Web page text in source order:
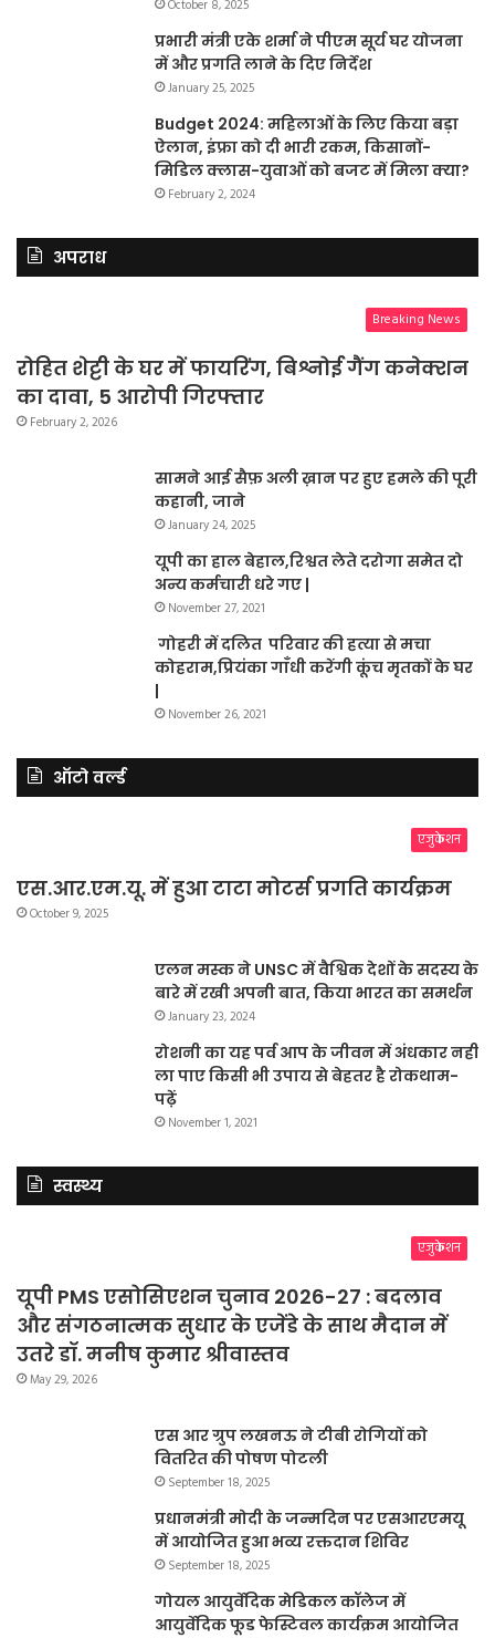
October 8, 2025
प्रभारी मंत्री एके शर्मा ने पीएम सूर्य घर योजना
में और प्रगति लाने के दिए निर्देश
January 25, 2025
Budget 2024: महिलाओं के लिए किया बड़ा
ऐलान, इंफ्रा को दी भारी रकम, किसानों-
मिडिल क्लास-युवाओं को बजट में मिला क्या?
February 2, 2024
अपराध
Breaking News
रोहित शेट्टी के घर में फायरिंग, बिश्नोई गैंग कनेक्शन
का दावा, 5 आरोपी गिरफ्तार
February 2, 2026
सामने आई सैफ़ अली ख़ान पर हुए हमले की पूरी
कहानी, जाने
January 24, 2025
यूपी का हाल बेहाल,रिश्वत लेते दरोगा समेत दो
अन्य कर्मचारी धरे गए |
November 27, 2021
गोहरी में दलित परिवार की हत्या से मचा
कोहराम,प्रियंका गाँधी करेंगी कूंच मृतकों के घर
|
November 26, 2021
ऑटो वर्ल्ड
एजुकेशन
एस.आर.एम.यू. में हुआ टाटा मोटर्स प्रगति कार्यक्रम
October 9, 2025
एलन मस्क ने UNSC में वैश्विक देशों के सदस्य के
बारे में रखी अपनी बात, किया भारत का समर्थन
January 23, 2024
रोशनी का यह पर्व आप के जीवन में अंधकार नहीं
ला पाए किसी भी उपाय से बेहतर है रोकथाम-
पढ़ें
November 1, 2021
स्वस्थ्य
एजुकेशन
यूपी PMS एसोसिएशन चुनाव 2026-27 : बदलाव
और संगठनात्मक सुधार के एजेंडे के साथ मैदान में
उतरे डॉ. मनीष कुमार श्रीवास्तव
May 29, 2026
एस आर ग्रुप लखनऊ ने टीबी रोगियों को
वितरित की पोषण पोटली
September 18, 2025
प्रधानमंत्री मोदी के जन्मदिन पर एसआरएमयू
में आयोजित हुआ भव्य रक्तदान शिविर
September 18, 2025
गोयल आयुर्वेदिक मेडिकल कॉलेज में
आयुर्वेदिक फूड फेस्टिवल कार्यक्रम आयोजित